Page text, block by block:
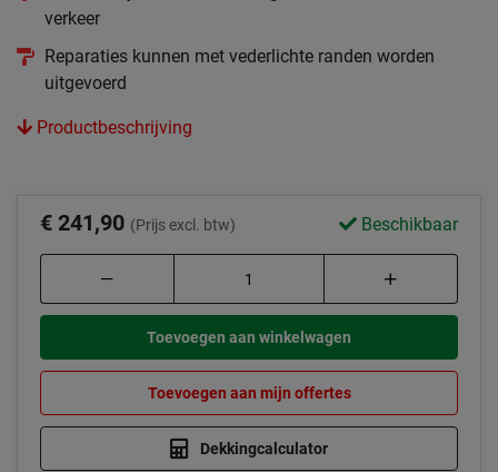
verkeer
Reparaties kunnen met vederlichte randen worden
uitgevoerd
Productbeschrijving
€ 241,90 (Prijs excl. btw) Beschikbaar
Toevoegen aan winkelwagen
Toevoegen aan mijn offertes
Dekkingcalculator